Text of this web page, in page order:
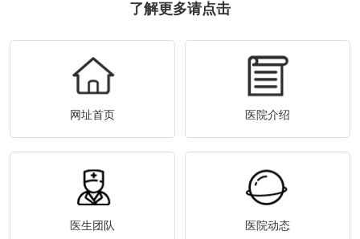
了解更多请点击
网址首页 医院介绍
医生团队 医院动态